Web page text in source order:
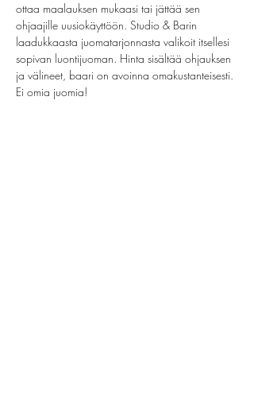
ottaa maalauksen mukaasi tai jättää sen
ohjaajille uusiokäyttöön. Studio & Barin
laadukkaasta juomatarjonnasta valikoit itsellesi
sopivan luontijuoman. Hinta sisältää ohjauksen
ja välineet, baari on avoinna omakustanteisesti.
Ei omia juomia!